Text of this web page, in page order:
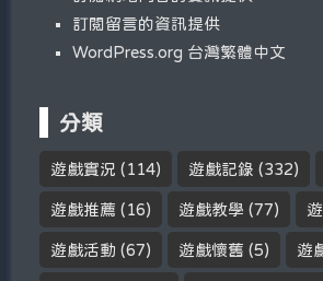
訂閱留言的資訊提供
WordPress.org 台灣繁體中文
分類
遊戲實況 (114) 遊戲記錄 (332)
遊戲推薦 (16) 遊戲教學 (77)
遊戲活動 (67) 遊戲懷舊 (5) 遊